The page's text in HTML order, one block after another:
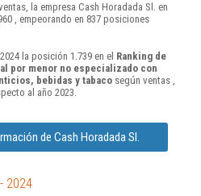
la empresa Cash Horadada Sl. en
, empeorando en 837 posiciones
la posición 1.739 en el Ranking de
por menor no especializado con
bebidas y tabaco según ventas ,
al año 2023.
de Cash Horadada Sl.
2024